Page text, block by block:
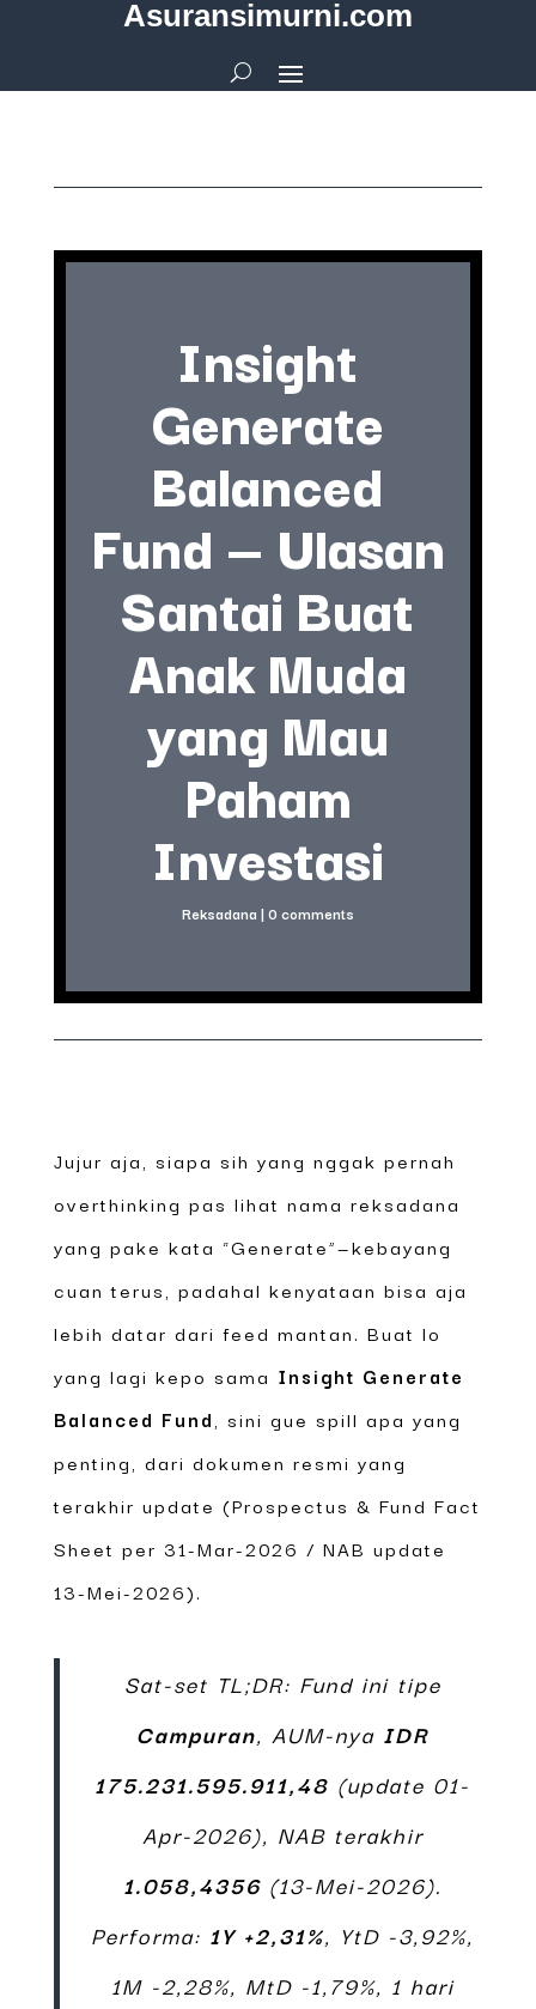
Asuransimurni.com
Insight
Generate
Balanced
Fund — Ulasan
Santai Buat
Anak Muda
yang Mau
Paham
Investasi
Reksadana | 0 comments
Jujur aja, siapa sih yang nggak pernah
overthinking pas lihat nama reksadana
yang pake kata “Generate”—kebayang
cuan terus, padahal kenyataan bisa aja
lebih datar dari feed mantan. Buat lo
yang lagi kepo sama Insight Generate
Balanced Fund , sini gue spill apa yang
penting, dari dokumen resmi yang
terakhir update (Prospectus & Fund Fact
Sheet per 31-Mar-2026 / NAB update
13-Mei-2026).
Sat-set TL;DR: Fund ini tipe
Campuran, AUM-nya IDR
175.231.595.911,48 (update 01-
Apr-2026), NAB terakhir
1.058,4356(13-Mei-2026).
Performa: 1Y +2,31%, YtD -3,92%,
1M -2,28%, MtD -1,79%, 1 hari